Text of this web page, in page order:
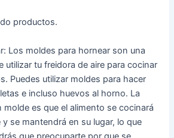
productos.
Los moldes para hornear son una
utilizar tu freidora de aire para cocinar
Puedes utilizar moldes para hacer
e incluso huevos al horno. La
molde es que el alimento se cocinará
se mantendrá en su lugar, lo que